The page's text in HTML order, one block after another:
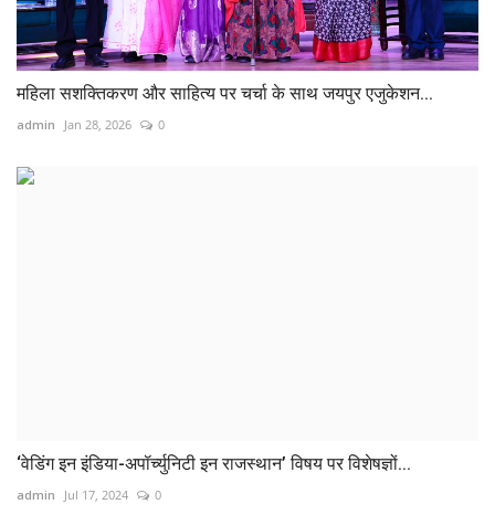
महिला सशक्तिकरण और साहित्य पर चर्चा के साथ जयपुर एजुकेशन...
admin Jan 28, 2026 0
‘वेडिंग इन इंडिया-अपॉर्च्युनिटी इन राजस्थान’ विषय पर विशेषज्ञों...
admin Jul 17, 2024 0